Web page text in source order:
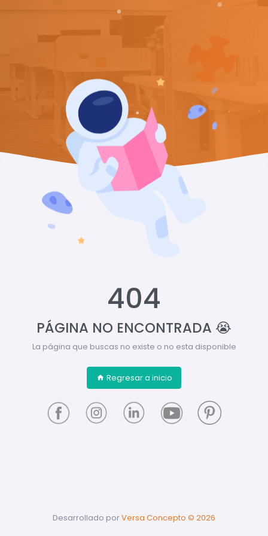
404
PÁGINA NO ENCONTRADA 😭
La página que buscas no existe o no esta disponible
Regresar a inicio
Desarrollado porVersa Concepto © 2026